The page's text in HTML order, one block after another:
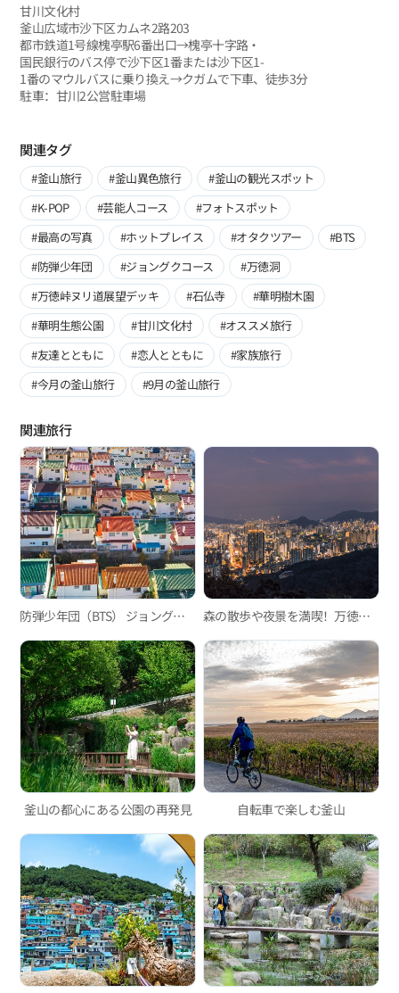
甘川文化村
釜山広域市沙下区カムネ2路203
都市鉄道1号線槐亭駅6番出口→槐亭十字路・
国民銀行のバス停で沙下区1番または沙下区1-
1番のマウルバスに乗り換え→クガムで下車、徒歩3分
駐車：甘川2公営駐車場
関連タグ
#釜山旅行 #釜山異色旅行
#釜山の観光スポット
#K-POP
#芸能人コース
#フォトスポット
#最高の写真
#ホットプレイス #オタクツアー
#BTS
#防弾少年団
#ジョングクコース
#万徳洞
#万徳峠ヌリ道展望デッキ
#石仏寺
#華明樹木園
#華明生態公園
#甘川文化村
#オススメ旅行
#友達とともに
#恋人とともに
#家族旅行
#今月の釜山旅行
#9月の釜山旅行
関連旅行
防弾少年団（BTS） ジョングクコース 森の散歩や夜景を満喫！万徳峠ヌリ道展望デッキ
釜山の都心にある公園の再発見 自転車で楽しむ釜山